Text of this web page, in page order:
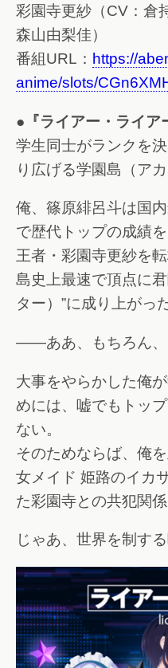
彩園寺更紗（CV：倉
森山由梨佳）
番組URL： https://
anime/slots/
●『ライアー・ライア
学生同士がランクを
り広げる学園島（アカ
俺、篠原緋呂斗は国
で歴代トップの成績
王者・彩園寺更紗を
島史上最速で頂点に
ター）”に成り上がった
――ああ、もちろん、
大事をやらかした俺
めには、嘘でもトッ
ない。
そのためならば、俺
女メイド 姫路のイカ
た彩園寺との共犯関
じゃあ、世界を制す